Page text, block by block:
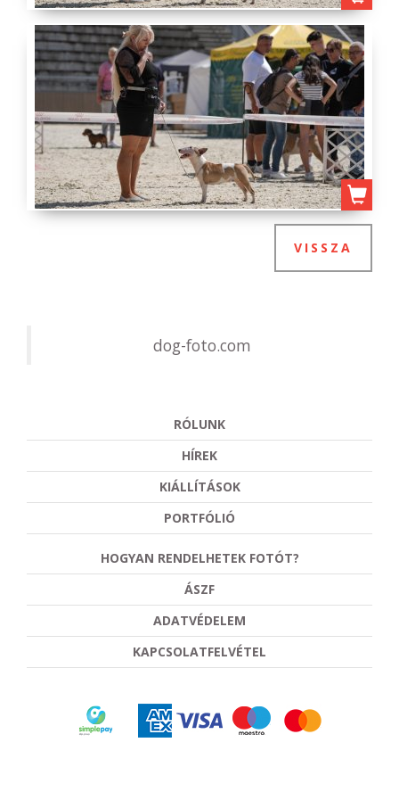
VISSZA
dog-foto.com
RÓLUNK
HÍREK
KIÁLLÍTÁSOK
PORTFÓLIÓ
HOGYAN RENDELHETEK FOTÓT?
ÁSZF
ADATVÉDELEM
KAPCSOLATFELVÉTEL